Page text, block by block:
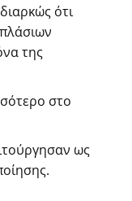
ότι
της
στο
ως